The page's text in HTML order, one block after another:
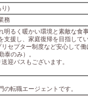
り)
務
明るく暖かい環境と素敵な
支援し、家庭復帰を目指して
セプター制度など安心して
泰のみ）。
迎バスもございます。
の転職エージェントです。